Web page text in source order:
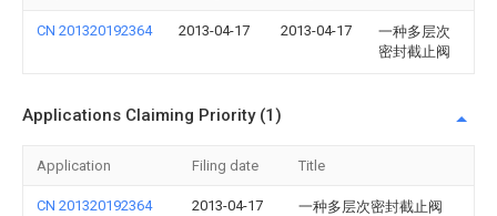
CN 201320192364 2013-04-17 2013-04-17
一种多层次
密封截止阀
Applications Claiming Priority (1)
Application Filing date Title
CN 201320192364 2013-04-17 一种多层次密封截止阀